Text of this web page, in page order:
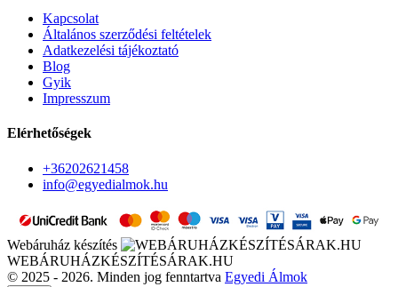
Kapcsolat
Általános szerződési feltételek
Adatkezelési tájékoztató
Blog
Gyik
Impresszum
Elérhetőségek
+36202621458
info@egyedialmok.hu
Webáruház készítés
WEBÁRUHÁZKÉSZÍTÉSÁRAK.HU
© 2025 - 2026. Minden jog fenntartva Egyedi Álmok